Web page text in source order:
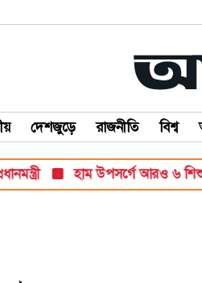
দেশজুড়ে রাজনীতি বিশ্ব
হাম উপসর্গে আরও ৬ শিশুর মৃত্যু,